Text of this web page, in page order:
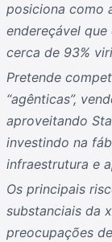
posiciona como
endereçável
cerca de 93%
Pretende
“agênticas”,
aproveitando
investindo na
infraestrutura e
Os principais
substanciais da
preocupações